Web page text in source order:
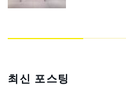
최신 포스팅